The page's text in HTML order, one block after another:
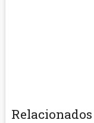
Relacionados